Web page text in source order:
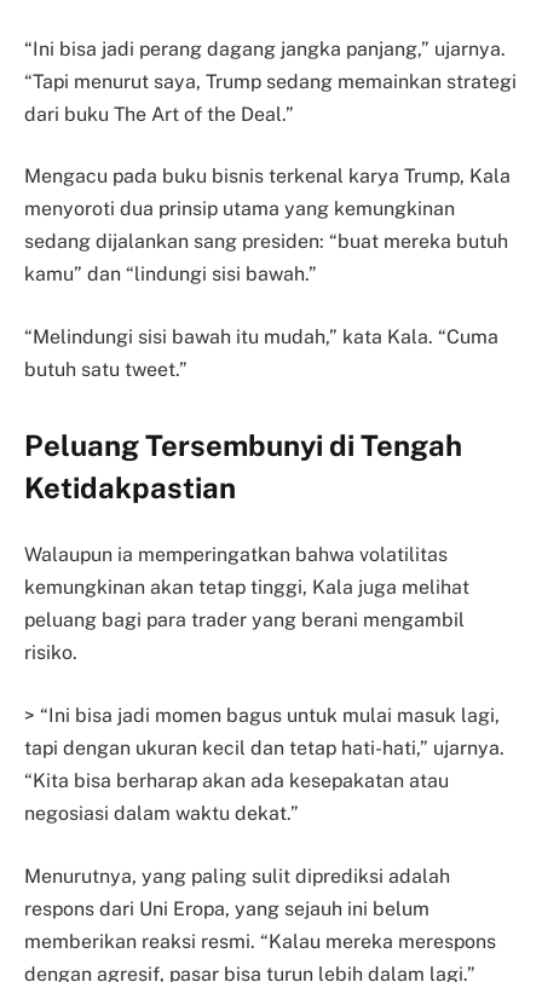
“Ini bisa jadi perang dagang jangka panjang,” ujarnya.
“Tapi menurut saya, Trump sedang memainkan strategi
dari buku The Art of the Deal.”
Mengacu pada buku bisnis terkenal karya Trump, Kala
menyoroti dua prinsip utama yang kemungkinan
sedang dijalankan sang presiden: “buat mereka butuh
kamu” dan “lindungi sisi bawah.”
“Melindungi sisi bawah itu mudah,” kata Kala. “Cuma
butuh satu tweet.”
Peluang Tersembunyi di Tengah
Ketidakpastian
Walaupun ia memperingatkan bahwa volatilitas
kemungkinan akan tetap tinggi, Kala juga melihat
peluang bagi para trader yang berani mengambil
risiko.
> “Ini bisa jadi momen bagus untuk mulai masuk lagi,
tapi dengan ukuran kecil dan tetap hati-hati,” ujarnya.
“Kita bisa berharap akan ada kesepakatan atau
negosiasi dalam waktu dekat.”
Menurutnya, yang paling sulit diprediksi adalah
respons dari Uni Eropa, yang sejauh ini belum
memberikan reaksi resmi. “Kalau mereka merespons
dengan agresif, pasar bisa turun lebih dalam lagi.”